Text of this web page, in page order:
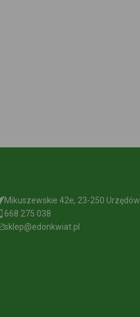
Mikuszewskie 42e, 23-250 Urzędów
668 275 038
sklep@edonkwiat.pl